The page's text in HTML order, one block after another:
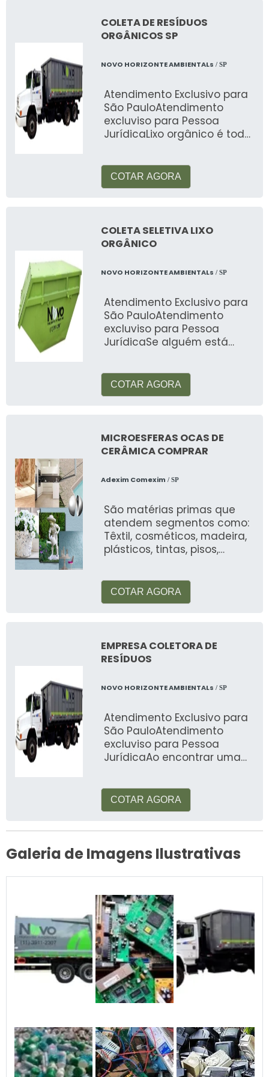
descartar eletrônicos?
dispositivos antes do descarte para proteger
suas informações.
Quais serviços a Reciclagem Fácil
oferece?
eletrônicos em São Paulo, com agendamento
online e descarte seguro.
COLETA DE RESÍDUOS
ORGÂNICOS SP
NOVO HORIZONTE AMBIENTALs / SP
Atendimento Exclusivo para
São PauloAtendimento
excluviso para Pessoa
JurídicaLixo orgânico é todo
COTAR AGORA
COLETA SELETIVA LIXO
ORGÂNICO
NOVO HORIZONTE AMBIENTALs / SP
Atendimento Exclusivo para
São PauloAtendimento
excluviso para Pessoa
JurídicaSe alguém está
COTAR AGORA
MICROESFERAS OCAS DE
CERÂMICA COMPRAR
Adexim Comexim / SP
São matérias primas que
atendem segmentos como:
Têxtil, cosméticos, madeira,
plásticos, tintas, pisos,
COTAR AGORA
EMPRESA COLETORA DE
RESÍDUOS
NOVO HORIZONTE AMBIENTALs / SP
Atendimento Exclusivo para
São PauloAtendimento
excluviso para Pessoa
JurídicaAo encontrar uma
COTAR AGORA
Galeria de Imagens Ilustrativas